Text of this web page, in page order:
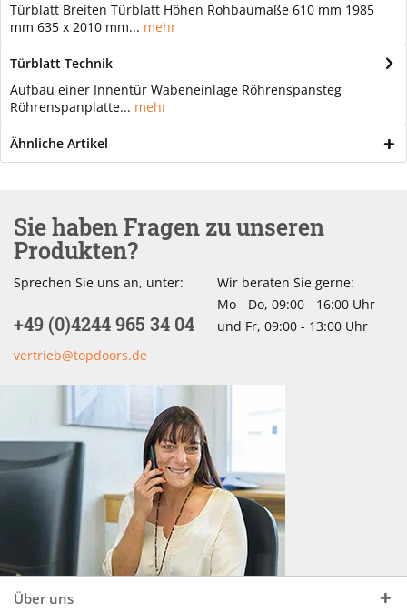
Türblatt Breiten Türblatt Höhen Rohbaumaße 610 mm 1985
mm 635 x 2010 mm... mehr
Türblatt Technik
Aufbau einer Innentür Wabeneinlage Röhrenspansteg
Röhrenspanplatte... mehr
Ähnliche Artikel
Sie haben Fragen zu unseren
Produkten?
Sprechen Sie uns an, unter:
+49 (0)4244 965 34 04
vertrieb@topdoors.de
Wir beraten Sie gerne:
Mo - Do, 09:00 - 16:00 Uhr
und Fr, 09:00 - 13:00 Uhr
Über uns